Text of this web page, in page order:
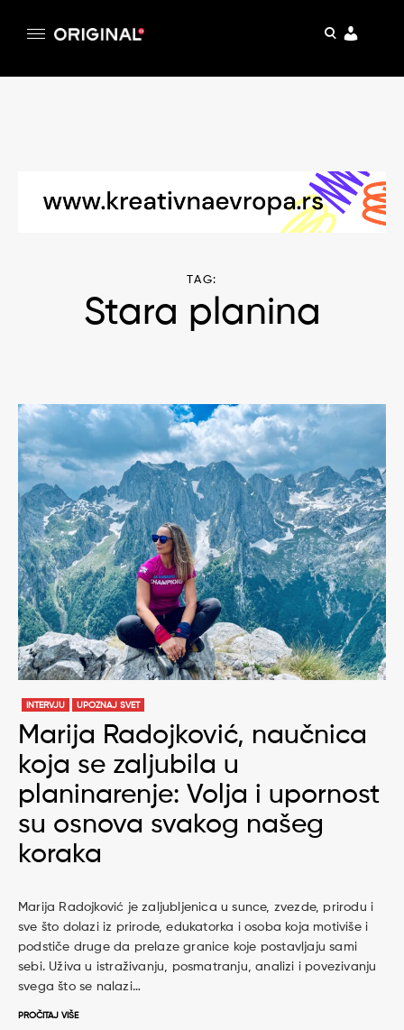
pretraga
TAG:
Stara planina
INTERVJU UPOZNAJ SVET
Marija Radojković, naučnica
koja se zaljubila u
planinarenje: Volja i upornost
su osnova svakog našeg
koraka
Marija Radojković je zaljubljenica u sunce, zvezde, prirodu i
sve što dolazi iz prirode, edukatorka i osoba koja motiviše i
podstiče druge da prelaze granice koje postavljaju sami
sebi. Uživa u istraživanju, posmatranju, analizi i povezivanju
svega što se nalazi…
PROČITAJ VIŠE